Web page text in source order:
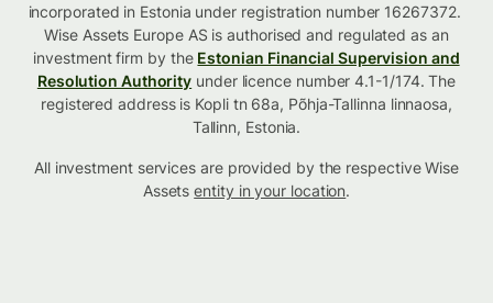
incorporated in Estonia under registration number 16267372.
Wise Assets Europe AS is authorised and regulated as an
investment firm by the Estonian Financial Supervision and
Resolution Authority under licence number 4.1-1/174. The
registered address is Kopli tn 68a, Põhja-Tallinna linnaosa,
Tallinn, Estonia.
All investment services are provided by the respective Wise
Assetsentity in your location.